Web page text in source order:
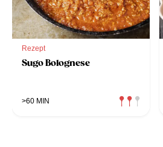
Rezept
Sugo Bolognese
>60 MIN